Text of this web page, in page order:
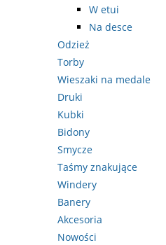
W etui
Na desce
Odzież
Torby
Wieszaki na medale
Druki
Kubki
Bidony
Smycze
Taśmy znakujące
Windery
Banery
Akcesoria
Nowości